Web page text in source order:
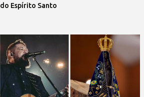
do Espírito Santo